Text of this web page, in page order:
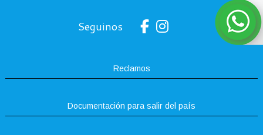
Seguinos
Reclamos
Documentación para salir del país